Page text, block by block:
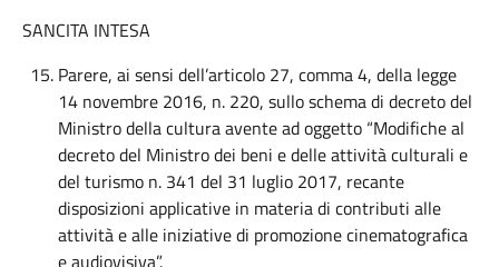
SANCITA INTESA
Parere, ai sensi dell’articolo 27, comma 4, della legge
14 novembre 2016, n. 220, sullo schema di decreto del
Ministro della cultura avente ad oggetto “Modifiche al
decreto del Ministro dei beni e delle attività culturali e
del turismo n. 341 del 31 luglio 2017, recante
disposizioni applicative in materia di contributi alle
attività e alle iniziative di promozione cinematografica
e audiovisiva”.